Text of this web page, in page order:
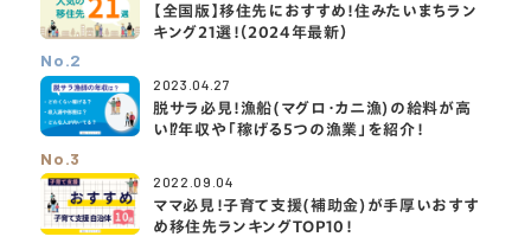
【全国版】移住先におすすめ！住みたいまちラン
キング21選！（2024年最新）
No.2
2023.04.27
脱サラ必見！漁船(マグロ・カニ漁)の給料が高
い⁉️年収や「稼げる5つの漁業」を紹介！
No.3
2022.09.04
ママ必見！子育て支援(補助金)が手厚いおすす
め移住先ランキングTOP10！